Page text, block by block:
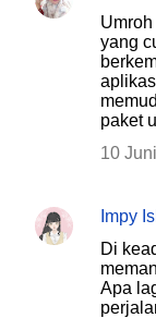
yang
paket
10
Impy
Di
Apa